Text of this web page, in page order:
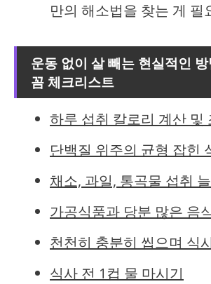
만의 해소법을 찾는 게 필
운동 없이 살 빼는 현실적인
꼼 체크리스트
하루 섭취 칼로리 계산 및
단백질 위주의 균형 잡힌
채소, 과일, 통곡물 섭취
가공식품과 당분 많은 음
천천히 충분히 씹으며 식
식사 전 1컵 물 마시기